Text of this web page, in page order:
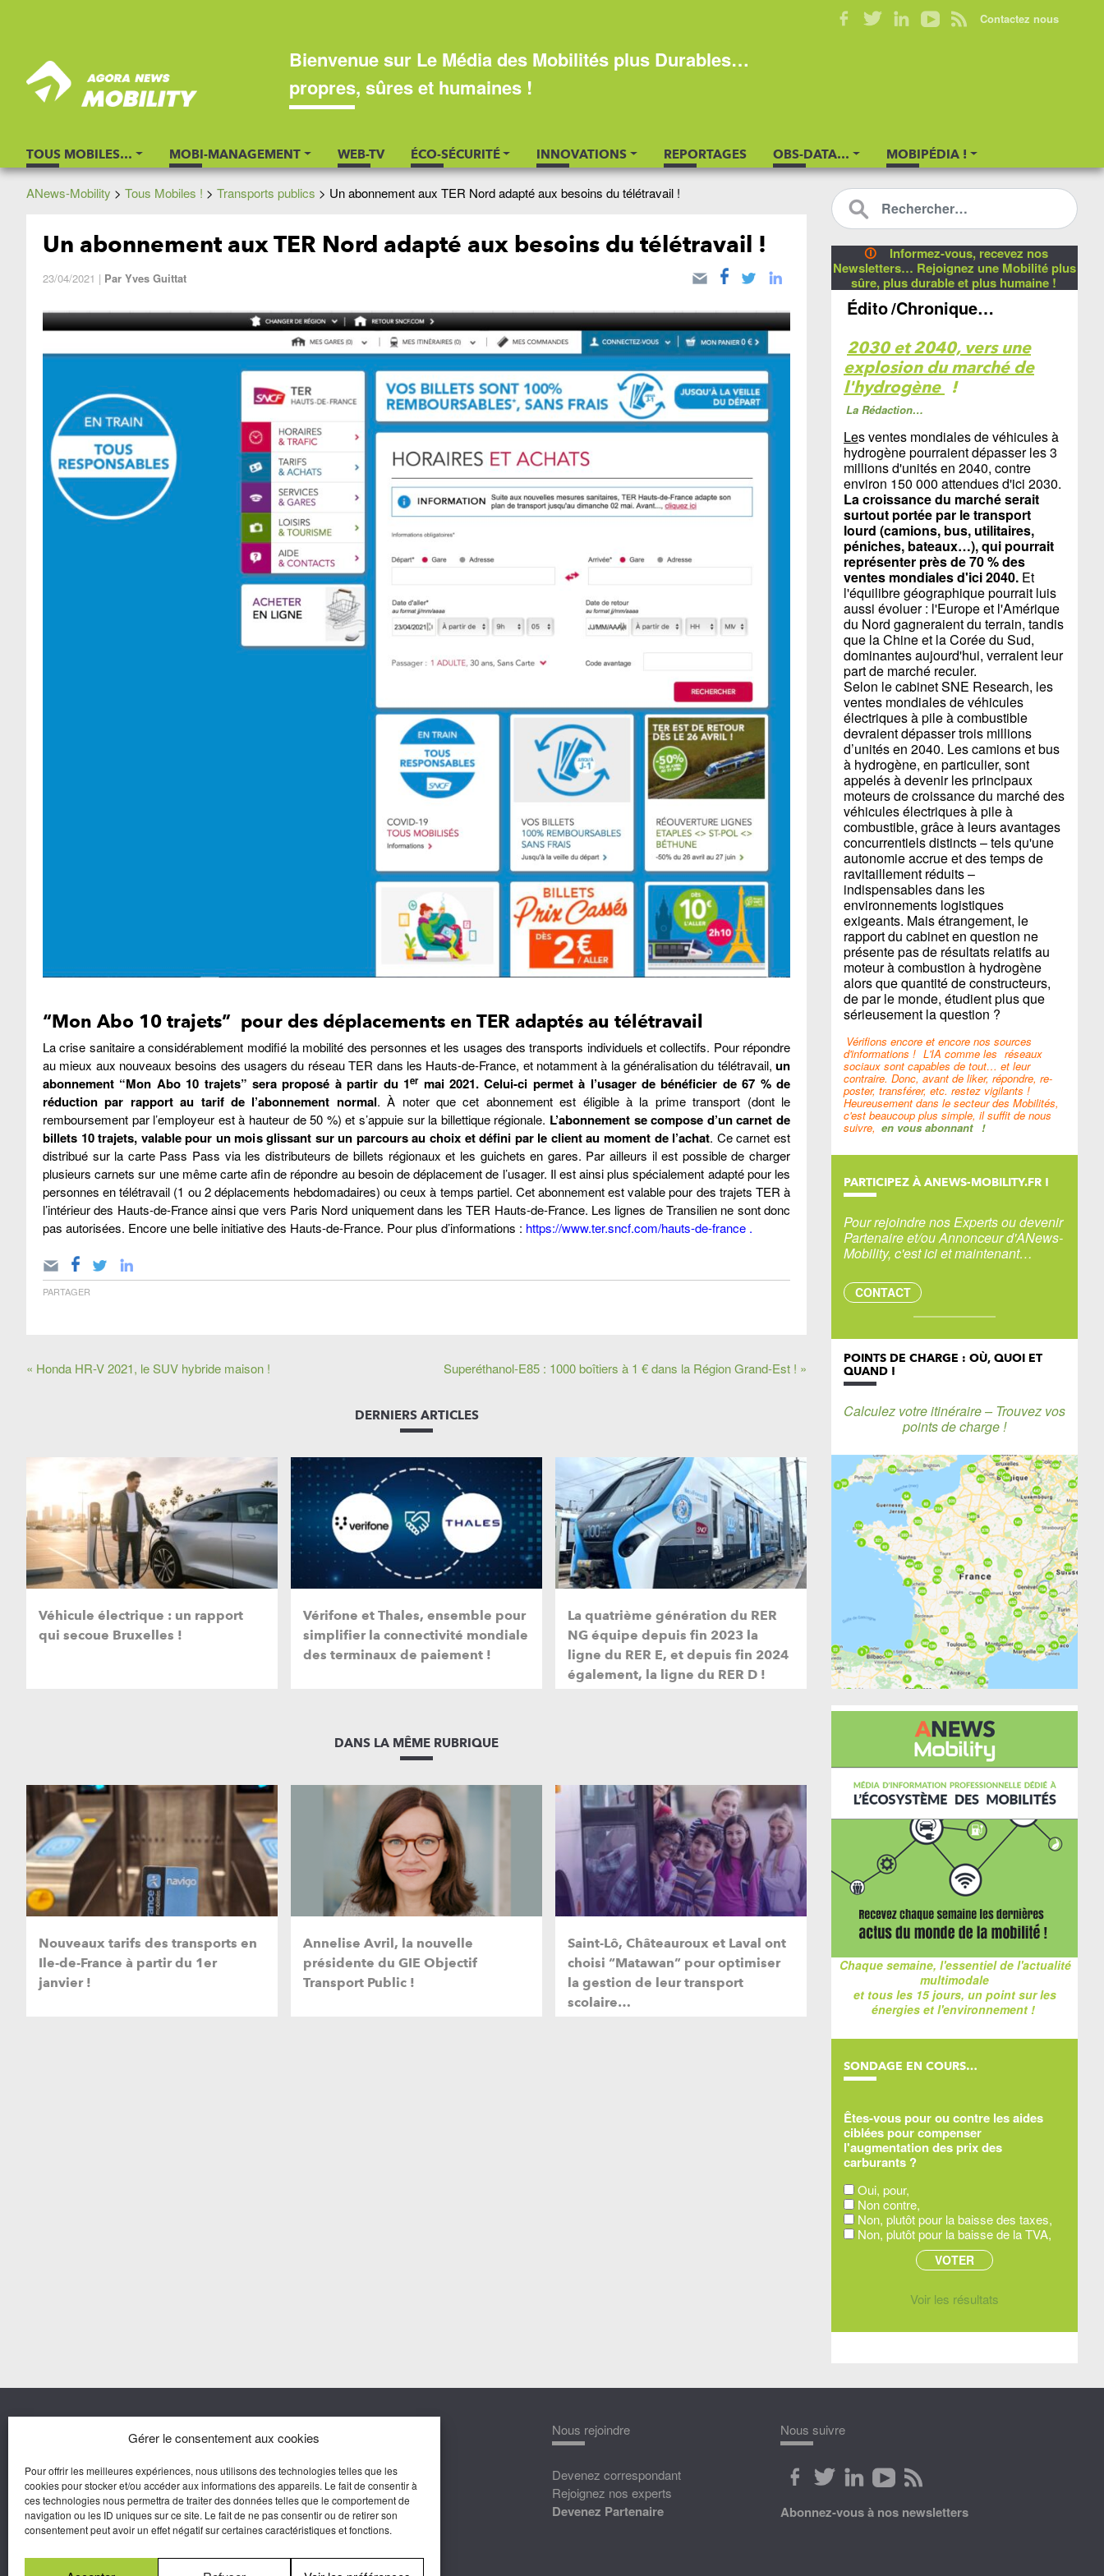
Gérer le consentement aux cookies
Pour offrir les meilleures expériences, nous utilisons des technologies telles que les
cookies pour stocker et/ou accéder aux informations des appareils. Le fait de consentir à
ces technologies nous permettra de traiter des données telles que le comportement de
navigation ou les ID uniques sur ce site. Le fait de ne pas consentir ou de retirer son
consentement peut avoir un effet négatif sur certaines caractéristiques et fonctions.
Bienvenue sur Le Média des Mobilités plus Durables…
propres, sûres et humaines !
TOUS MOBILES… MOBI-MANAGEMENT WEB-TV ÉCO-SÉCURITÉ INNOVATIONS REPORTAGES OBS-DATA… MOBIPÉDIA !
Contactez nous
ANews-Mobility > Tous Mobiles ! > Transports publics > Un abonnement aux TER Nord adapté aux besoins du télétravail !
Un abonnement aux TER Nord adapté aux besoins du télétravail !
23/04/2021 | Par Yves Guittat
“Mon Abo 10 trajets” pour des déplacements en TER adaptés au télétravail
La crise sanitaire a considérablement modifié la mobilité des personnes et les usages des transports individuels et collectifs. Pour répondre
au mieux aux nouveaux besoins des usagers du réseau TER dans les Hauts-de-France, et notamment à la généralisation du télétravail, un
abonnement “Mon Abo 10 trajets” sera proposé à partir du 1ermai 2021. Celui-ci permet à l’usager de bénéficier de 67 % de
réduction par rapport au tarif de l’abonnement normal. À noter que cet abonnement est éligible à la prime transport (dont le
remboursement par l’employeur est à hauteur de 50 %) et s’appuie sur la billettique régionale. L’abonnement se compose d’un carnet de
billets 10 trajets, valable pour un mois glissant sur un parcours au choix et défini par le client au moment de l’achat. Ce carnet est
distribué sur la carte Pass Pass via les distributeurs de billets régionaux et les guichets en gares. Par ailleurs il est possible de charger
plusieurs carnets sur une même carte afin de répondre au besoin de déplacement de l’usager. Il est ainsi plus spécialement adapté pour les
personnes en télétravail (1 ou 2 déplacements hebdomadaires) ou ceux à temps partiel. Cet abonnement est valable pour des trajets TER à
l’intérieur des Hauts-de-France ainsi que vers Paris Nord uniquement dans les TER Hauts-de-France. Les lignes de Transilien ne sont donc
pas autorisées. Encore une belle initiative des Hauts-de-France. Pour plus d’informations : https://www.ter.sncf.com/hauts-de-france .
PARTAGER
« Honda HR-V 2021, le SUV hybride maison ! Superéthanol-E85 : 1000 boîtiers à 1 € dans la Région Grand-Est ! »
DERNIERS ARTICLES
Véhicule électrique : un rapport
qui secoue Bruxelles !
Vérifone et Thales, ensemble pour
simplifier la connectivité mondiale
des terminaux de paiement !
La quatrième génération du RER
NG équipe depuis fin 2023 la
ligne du RER E, et depuis fin 2024
également, la ligne du RER D !
DANS LA MÊME RUBRIQUE
Nouveaux tarifs des transports en
Ile-de-France à partir du 1er
janvier !
Annelise Avril, la nouvelle
présidente du GIE Objectif
Transport Public !
Saint-Lô, Châteauroux et Laval ont
choisi “Matawan” pour optimiser
la gestion de leur transport
scolaire…
🛈
Informez-vous, recevez nos
Newsletters… Rejoignez une Mobilité plus
sûre, plus durable et plus humaine !
Édito/Chronique…
2030 et 2040, vers une
explosion du marché de
l'hydrogène !
La Rédaction…
Les ventes mondiales de véhicules à
hydrogène pourraient dépasser les 3
millions d'unités en 2040, contre
environ 150 000 attendues d'ici 2030.
La croissance du marché serait
surtout portée par le transport
lourd (camions, bus, utilitaires,
péniches, bateaux…), qui pourrait
représenter près de 70 % des
ventes mondiales d'ici 2040. Et
l'équilibre géographique pourrait luis
aussi évoluer : l'Europe et l'Amérique
du Nord gagneraient du terrain, tandis
que la Chine et la Corée du Sud,
dominantes aujourd'hui, verraient leur
part de marché reculer.
Selon le cabinet SNE Research, les
ventes mondiales de véhicules
électriques à pile à combustible
devraient dépasser trois millions
d’unités en 2040. Les camions et bus
à hydrogène, en particulier, sont
appelés à devenir les principaux
moteurs de croissance du marché des
véhicules électriques à pile à
combustible, grâce à leurs avantages
concurrentiels distincts – tels qu'une
autonomie accrue et des temps de
ravitaillement réduits –
indispensables dans les
environnements logistiques
exigeants. Mais étrangement, le
rapport du cabinet en question ne
présente pas de résultats relatifs au
moteur à combustion à hydrogène
alors que quantité de constructeurs,
de par le monde, étudient plus que
sérieusement la question ?
Vérifions encore et encore nos sources
d'informations ! L'IA comme les réseaux
sociaux sont capables de tout… et leur
contraire. Donc, avant de liker, répondre, re-
poster, transférer, etc. restez vigilants !
Heureusement dans le secteur des Mobilités,
c'est beaucoup plus simple, il suffit de nous
suivre, en vous abonnant !
PARTICIPEZ À ANEWS-MOBILITY.FR !
Pour rejoindre nos Experts ou devenir
Partenaire et/ou Annonceur d'ANews-
Mobility, c'est ici et maintenant…
CONTACT
POINTS DE CHARGE : OÙ, QUOI ET
QUAND !
Calculez votre itinéraire – Trouvez vos
points de charge !
Chaque semaine, l'essentiel de l'actualité
multimodale
et tous les 15 jours, un point sur les
énergies et l'environnement !
SONDAGE EN COURS…
Êtes-vous pour ou contre les aides
ciblées pour compenser
l'augmentation des prix des
carburants ?
Oui, pour,
Non contre,
Non, plutôt pour la baisse des taxes,
Non, plutôt pour la baisse de la TVA,
Voir les résultats
Une marque d’Agora Médias,
Éditeur de presse.
Agora Médias
Yves Guittat
Nous rejoindre
Devenez correspondant
Rejoignez nos experts
Devenez Partenaire
Nous suivre
Abonnez-vous à nos newsletters